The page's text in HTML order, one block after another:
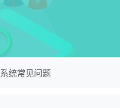
统常见问题